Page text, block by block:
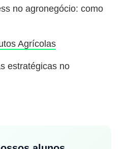
no agronegócio: como
Agrícolas
estratégicas no